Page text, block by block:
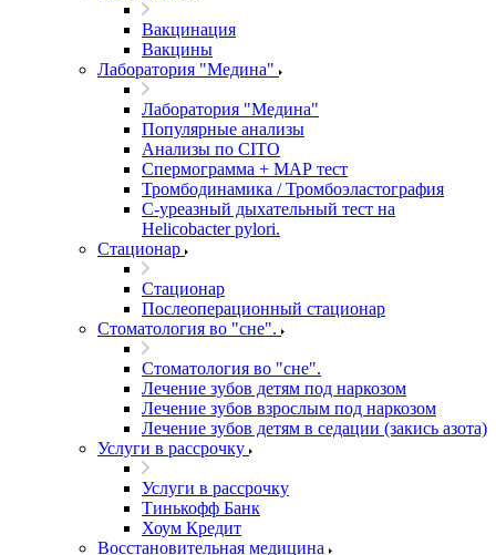
Вакцинация
Вакцины
Лаборатория "Медина"
Лаборатория "Медина"
Популярные анализы
Анализы по CITO
Спермограмма + МАР тест
Тромбодинамика / Тромбоэластография
С-уреазный дыхательный тест на
Helicobacter pylori.
Стационар
Стационар
Послеоперационный стационар
Стоматология во "сне".
Стоматология во "сне".
Лечение зубов детям под наркозом
Лечение зубов взрослым под наркозом
Лечение зубов детям в седации (закись азота)
Услуги в рассрочку
Услуги в рассрочку
Тинькофф Банк
Хоум Кредит
Восстановительная медицина